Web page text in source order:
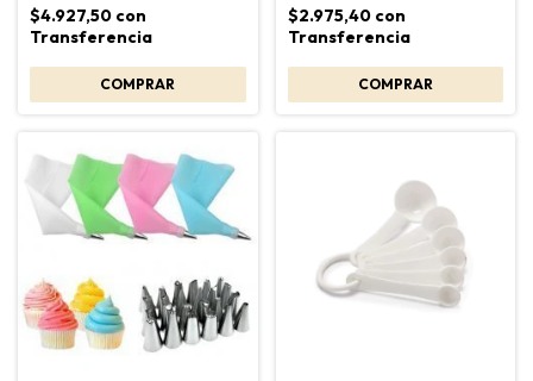
$4.927,50 con
Transferencia
$2.975,40 con
Transferencia